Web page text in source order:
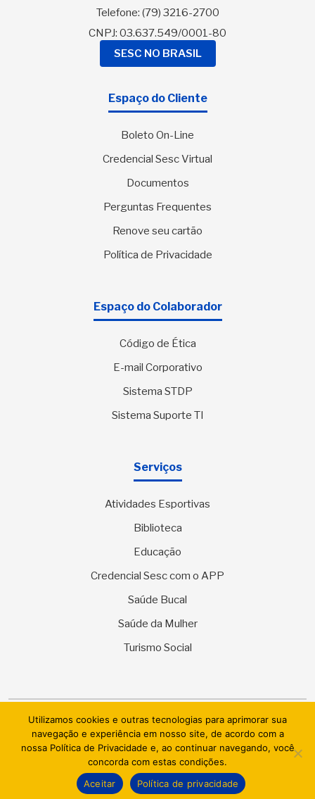
Telefone: (79) 3216-2700
CNPJ: 03.637.549/0001-80
SESC NO BRASIL
Espaço do Cliente
Boleto On-Line
Credencial Sesc Virtual
Documentos
Perguntas Frequentes
Renove seu cartão
Política de Privacidade
Espaço do Colaborador
Código de Ética
E-mail Corporativo
Sistema STDP
Sistema Suporte TI
Serviços
Atividades Esportivas
Biblioteca
Educação
Credencial Sesc com o APP
Saúde Bucal
Saúde da Mulher
Turismo Social
© 2026 SESC Sergipe - Serviço Social do Comércio. Todos os
direitos reservados.
AI.BRAZIL TECHNOLOGIES & DATACENTER LTDA
Utilizamos cookies e outras tecnologias para aprimorar sua
navegação e experiência em nosso site, de acordo com a
nossa Política de Privacidade e, ao continuar navegando, você
concorda com estas condições.
Aceitar
Política de privacidade